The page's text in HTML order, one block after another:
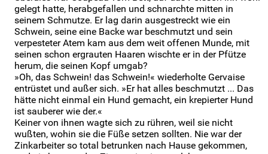
gelegt hatte, herabgefallen und schnarchte mitten in
seinem Schmutze. Er lag darin ausgestreckt wie ein
Schwein, seine eine Backe war beschmutzt und sein
verpesteter Atem kam aus dem weit offenen Munde, mit
seinen schon ergrauten Haaren wischte er in der Pfütze
herum, die seinen Kopf umgab?
»Oh, das Schwein! das Schwein!« wiederholte Gervaise
entrüstet und außer sich. »Er hat alles beschmutzt ... Das
hätte nicht einmal ein Hund gemacht, ein krepierter Hund
ist sauberer wie der.«
Keiner von ihnen wagte sich zu rühren, weil sie nicht
wußten, wohin sie die Füße setzen sollten. Nie war der
Zinkarbeiter so total betrunken nach Hause gekommen,